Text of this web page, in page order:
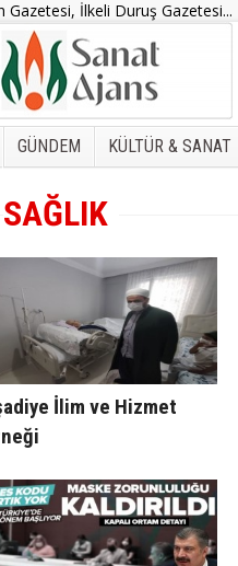
Gazetesi, İlkeli Duruş Gazetesi...
GÜNDEM KÜLTÜR & SANAT
SAĞLIK
İlim ve Hizmet